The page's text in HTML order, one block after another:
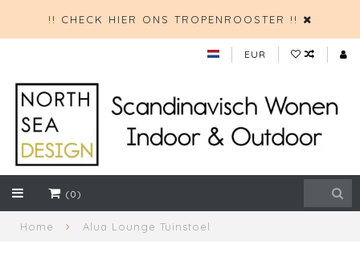
!! CHECK HIER ONS TROPENROOSTER !!
EUR
(0)
Home Alua Lounge Tuinstoel